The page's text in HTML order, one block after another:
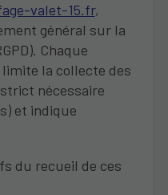
valet-15.fr,
général sur la
Chaque
la collecte des
nécessaire
et indique
du recueil de ces